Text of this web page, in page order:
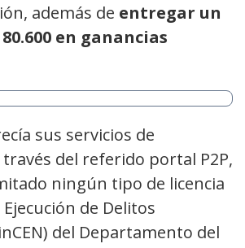
además de entregar un
en ganancias
sus servicios de
del referido portal P2P,
ningún tipo de licencia
de Delitos
del Departamento del